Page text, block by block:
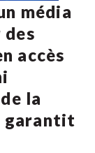
média
accès
la
garantit